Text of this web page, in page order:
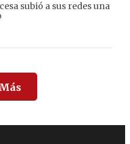
subió a sus redes una